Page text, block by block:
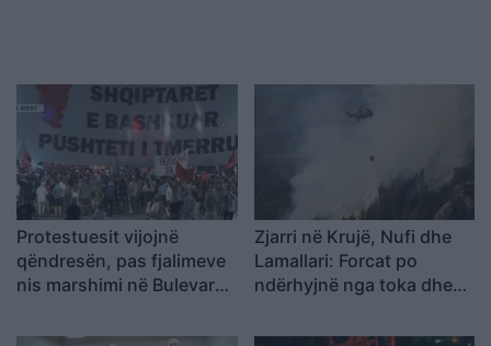
Protestuesit vijojnë
qëndresën, pas fjalimeve
nis marshimi në Bulevard:
Zjarri në Krujë, Nufi dhe
Lamallari: Forcat po
ndërhyjnë nga toka dhe